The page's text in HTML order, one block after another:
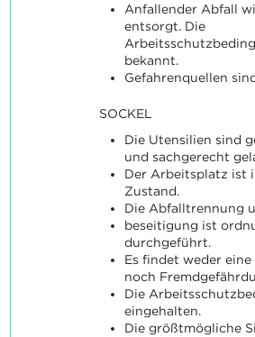
Anfallender Abfall
entsorgt. Die
bekannt.
Gefahrenquellen
SOCKEL
Die Utensilien sind
und sachgerecht
Der Arbeitsplatz ist
Zustand.
Die Abfalltrennung
beseitigung ist
durchgeführt.
Es findet weder
noch
Die
eingehalten.
Die größtmögliche